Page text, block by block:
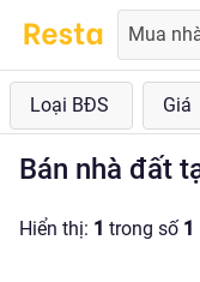
Mua
Loại BĐS Giá
Bán nhà đất
Hiển thị: 1 trong số 1